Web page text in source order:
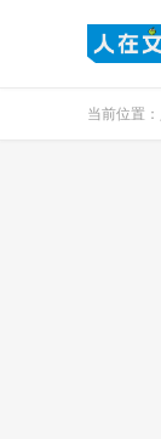
当前位置：